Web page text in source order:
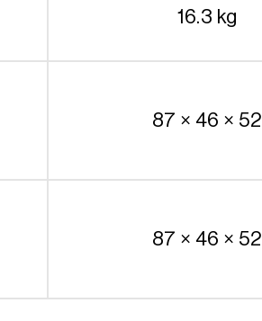
16.3 kg
87 × 46 × 52
87 × 46 × 52